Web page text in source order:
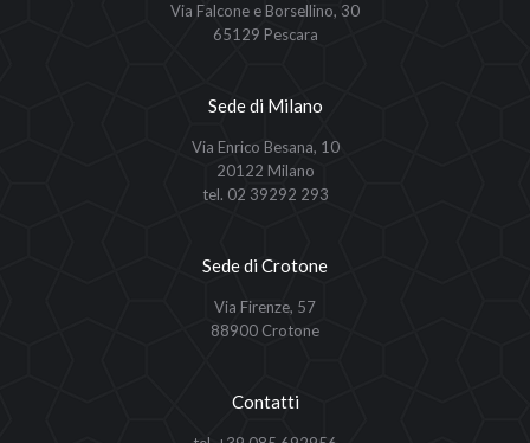
Via Falcone e Borsellino, 30
65129 Pescara
Sede di Milano
Via Enrico Besana, 10
20122 Milano
tel. 02 39292 293
Sede di Crotone
Via Firenze, 57
88900 Crotone
Contatti